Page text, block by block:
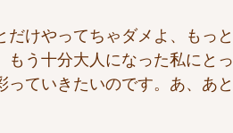
けやってちゃダメよ、もっと
う十分大人になった私にとっ
ていきたいのです。あ、あと